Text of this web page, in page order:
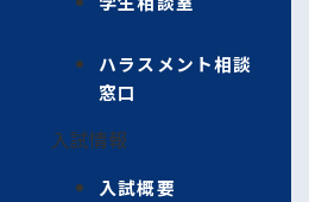
ハラスメント相談
窓口
入試情報
入試概要